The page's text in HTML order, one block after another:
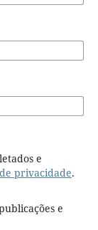
privacidade.